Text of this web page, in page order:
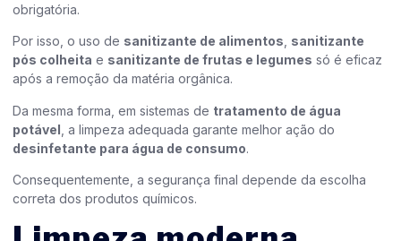
obrigatória.
Por isso, o uso de sanitizante de alimentos, sanitizante
pós colheita e sanitizante de frutas e legumes só é eficaz
após a remoção da matéria orgânica.
Da mesma forma, em sistemas de tratamento de água
potável , a limpeza adequada garante melhor ação do
desinfetante para água de consumo.
Consequentemente, a segurança final depende da escolha
correta dos produtos químicos.